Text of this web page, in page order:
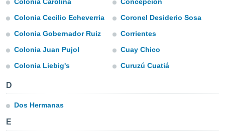
y
en
nuestra
de
Colonia Cecilio Echeverria
Colonia Gobernador Ruiz
Colonia Juan Pujol
Colonia Liebig's
Coronel Desiderio Sosa
Corrientes
Cuay Chico
Curuzú Cuatiá
D
Dos Hermanas
E